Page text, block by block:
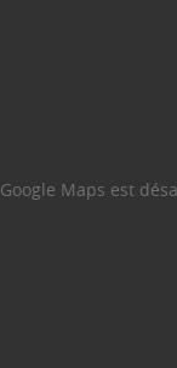
Google Maps est